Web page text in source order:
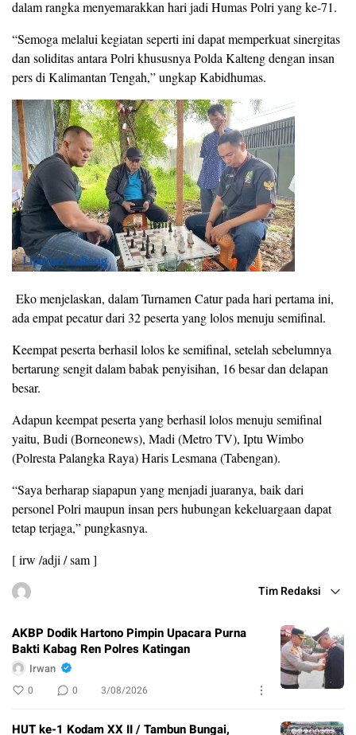
dalam rangka menyemarakkan hari jadi Humas Polri yang ke-71.
“Semoga melalui kegiatan seperti ini dapat memperkuat sinergitas
dan soliditas antara Polri khususnya Polda Kalteng dengan insan
pers di Kalimantan Tengah,” ungkap Kabidhumas.
Eko menjelaskan, dalam Turnamen Catur pada hari pertama ini,
ada empat pecatur dari 32 peserta yang lolos menuju semifinal.
Keempat peserta berhasil lolos ke semifinal, setelah sebelumnya
bertarung sengit dalam babak penyisihan, 16 besar dan delapan
besar.
Adapun keempat peserta yang berhasil lolos menuju semifinal
yaitu, Budi (Borneonews), Madi (Metro TV), Iptu Wimbo
(Polresta Palangka Raya) Haris Lesmana (Tabengan).
“Saya berharap siapapun yang menjadi juaranya, baik dari
personel Polri maupun insan pers hubungan kekeluargaan dapat
tetap terjaga,” pungkasnya.
[ irw /adji / sam ]
Tim Redaksi
AKBP Dodik Hartono Pimpin Upacara Purna
Bakti Kabag Ren Polres Katingan
Irwan
0 0 3/08/2026
HUT ke-1 Kodam XX II / Tambun Bungai,